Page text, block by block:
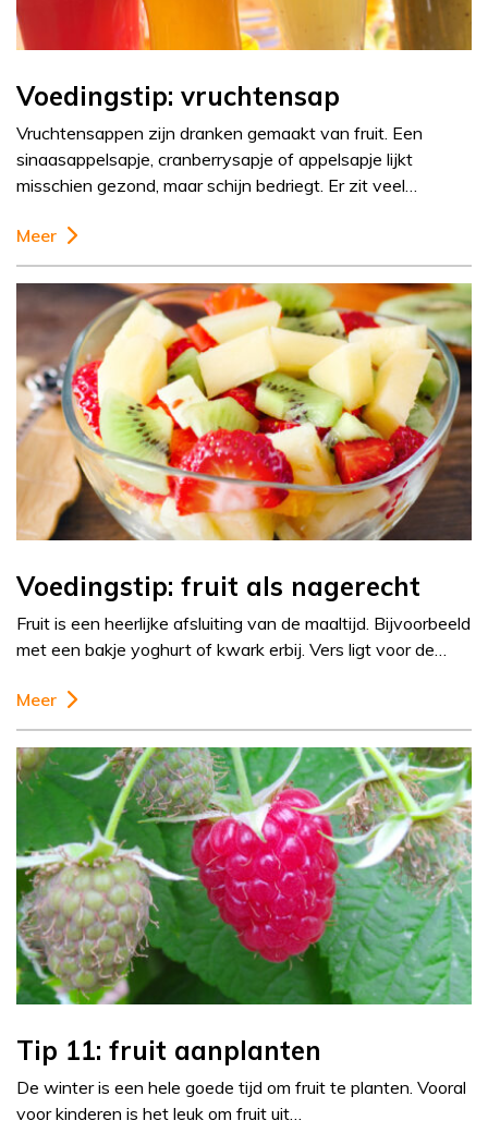
Voedingstip: vruchtensap
Vruchtensappen zijn dranken gemaakt van fruit. Een
sinaasappelsapje, cranberrysapje of appelsapje lijkt
misschien gezond, maar schijn bedriegt. Er zit veel…
Meer
Voedingstip: fruit als nagerecht
Fruit is een heerlijke afsluiting van de maaltijd. Bijvoorbeeld
met een bakje yoghurt of kwark erbij. Vers ligt voor de…
Meer
Tip 11: fruit aanplanten
De winter is een hele goede tijd om fruit te planten. Vooral
voor kinderen is het leuk om fruit uit…